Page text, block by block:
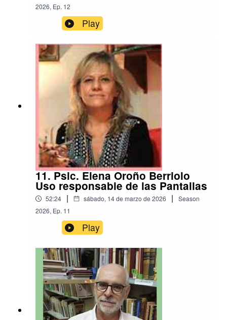
2026, Ep. 12
Play
11. Psic. Elena Oroño Berriolo
Uso responsable de las Pantallas
52:24 | sábado, 14 de marzo de 2026 |
Season
2026, Ep. 11
Play